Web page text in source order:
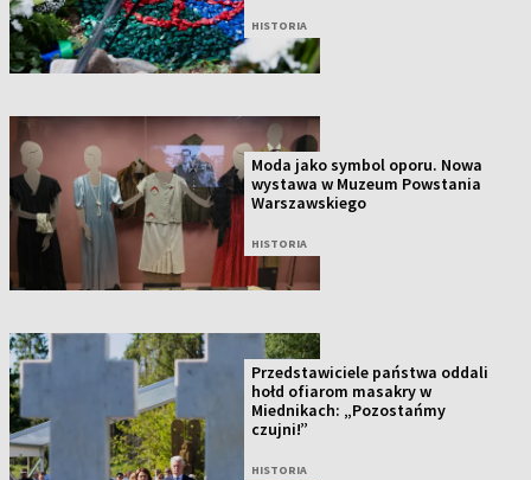
HISTORIA
Moda jako symbol oporu. Nowa
wystawa w Muzeum Powstania
Warszawskiego
HISTORIA
Przedstawiciele państwa oddali
hołd ofiarom masakry w
Miednikach: „Pozostańmy
czujni!”
HISTORIA